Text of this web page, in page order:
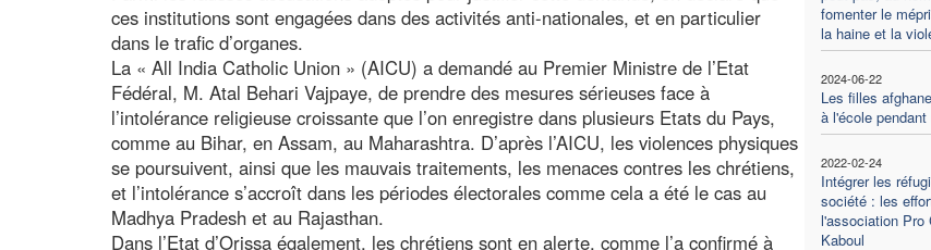
fomenter le
la haine et la
2024-06-22
Les filles
à l'école
2022-02-24
Intégrer les
société : les
l'association Pro
Kaboul
ces institutions sont engagées dans des activités anti-nationales, et en particulier
dans le trafic d’organes.
La « All India Catholic Union » (AICU) a demandé au Premier Ministre de l’Etat
Fédéral, M. Atal Behari Vajpaye, de prendre des mesures sérieuses face à
l’intolérance religieuse croissante que l’on enregistre dans plusieurs Etats du Pays,
comme au Bihar, en Assam, au Maharashtra. D’après l’AICU, les violences physiques
se poursuivent, ainsi que les mauvais traitements, les menaces contres les chrétiens,
et l’intolérance s’accroît dans les périodes électorales comme cela a été le cas au
Madhya Pradesh et au Rajasthan.
Dans l’Etat d’Orissa également, les chrétiens sont en alerte, comme l’a confirmé à